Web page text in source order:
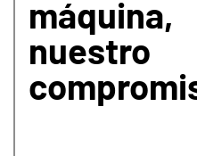
máquina,
nuestro